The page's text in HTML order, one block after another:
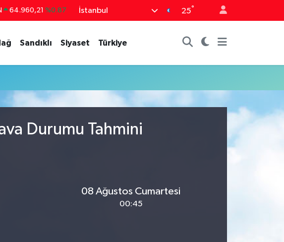
64.960,21 %0.87
55,2510 %0.32
64,4811 %0.38
13.779 %-14
İstanbul 25°
Sandıklı Siyaset Türkiye
Durumu Tahmini
08 Ağustos Cumartesi
00:45